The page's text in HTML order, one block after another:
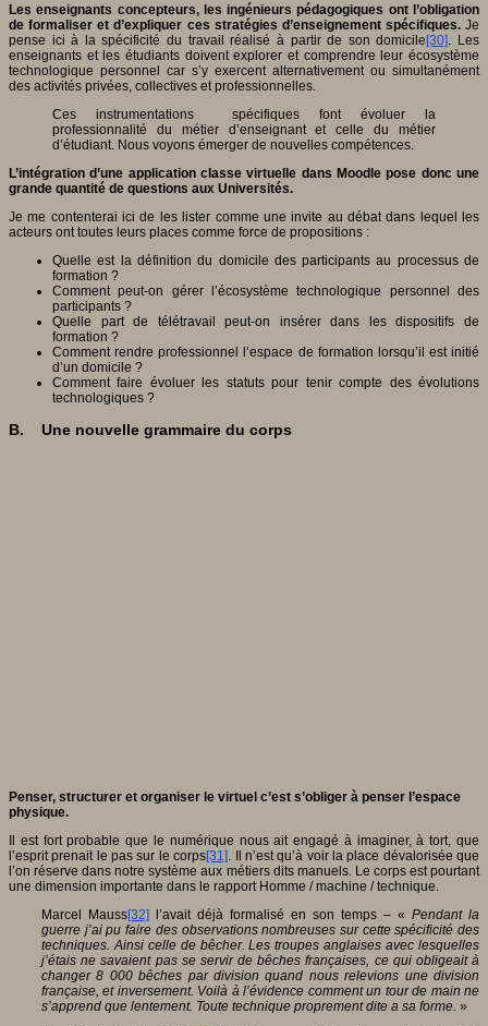
Les enseignants concepteurs, les ingénieurs pédagogiques ont l’obligation
de formaliser et d’expliquer ces stratégies d’enseignement spécifiques.Je
pense ici à la spécificité du travail réalisé à partir de son domicile [30]. Les
enseignants et les étudiants doivent explorer et comprendre leur écosystème
technologique personnel car s’y exercent alternativement ou simultanément
des activités privées, collectives et professionnelles.
Ces instrumentations spécifiques font évoluer la
professionnalité du métier d’enseignant et celle du métier
d’étudiant. Nous voyons émerger de nouvelles compétences.
L’intégration d’une application classe virtuelle dans Moodle pose donc une
grande quantité de questions aux Universités.
Je me contenterai ici de les lister comme une invite au débat dans lequel les
acteurs ont toutes leurs places comme force de propositions :
Quelle est la définition du domicile des participants au processus de
formation ?
Comment peut-on gérer l’écosystème technologique personnel des
participants ?
Quelle part de télétravail peut-on insérer dans les dispositifs de
formation ?
Comment rendre professionnel l’espace de formation lorsqu’il est initié
d’un domicile ?
Comment faire évoluer les statuts pour tenir compte des évolutions
technologiques ?
B. Une nouvelle grammaire du corps
Penser, structurer et organiser le virtuel c’est s’obliger à penser l’espace
physique.
Il est fort probable que le numérique nous ait engagé à imaginer, à tort, que
l’esprit prenait le pas sur le corps[31]. Il n’est qu’à voir la place dévalorisée que
l’on réserve dans notre système aux métiers dits manuels. Le corps est pourtant
une dimension importante dans le rapport Homme / machine / technique.
Marcel Mauss[32] l’avait déjà formalisé en son temps – « Pendant la
guerre j’ai pu faire des observations nombreuses sur cette spécificité des
techniques. Ainsi celle de bêcher. Les troupes anglaises avec lesquelles
j’étais ne savaient pas se servir de bêches françaises, ce qui obligeait à
changer 8 000 bêches par division quand nous relevions une division
française, et inversement. Voilà à l’évidence comment un tour de main ne
s’apprend que lentement. Toute technique proprement dite a sa forme. »